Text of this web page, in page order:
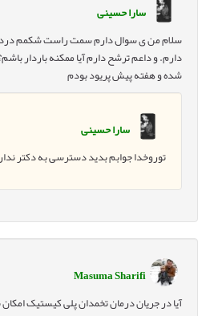
سارا حسینی
سلام من ی سوال دارم سمت راست شکمم درد
دارم. و داعم ترشح دارم آیا ممکنه باردار
شده و هفته پیش پریود بودم
سارا حسینی
توروخدا جوابم بدید دسترسی به دکتر
Masuma Sharifi
آیا در جریان درمان تخمدان پلی کیستیک